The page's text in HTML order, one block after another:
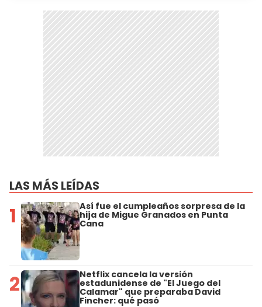
LAS MÁS LEÍDAS
1 Así fue el cumpleaños sorpresa de la
hija de Migue Granados en Punta
Cana
2 Netflix cancela la versión
estadunidense de "El Juego del
Calamar" que preparaba David
Fincher: qué pasó